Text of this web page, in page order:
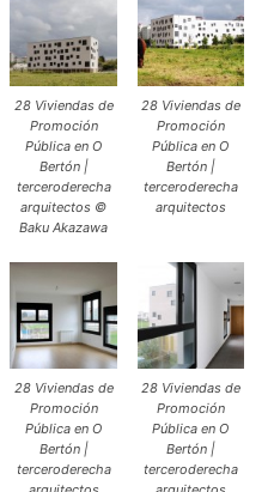
28 Viviendas de
Promoción
Pública en O
Bertón |
terceroderecha
arquitectos ©
Baku Akazawa
28 Viviendas de
Promoción
Pública en O
Bertón |
terceroderecha
arquitectos
28 Viviendas de
Promoción
Pública en O
Bertón |
terceroderecha
28 Viviendas de
Promoción
Pública en O
Bertón |
terceroderecha